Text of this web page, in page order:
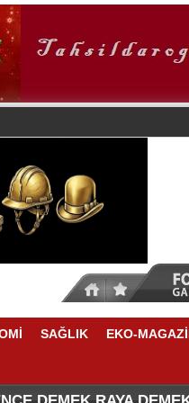
SAĞLIK EKO-
BÜYÜME İÇİN
DURKUN'DAN YENİ